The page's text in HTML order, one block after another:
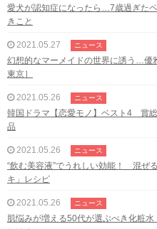
愛犬が認知症になったら…7歳過ぎた
きこと
2021.05.27 ニュース
幻想的なマーメイドの世界に誘う…優
東京］
2021.05.26 ニュース
韓国ドラマ【恋愛モノ】ベスト4 賞
品
2021.05.26 ニュース
“飲む美容液”でうれしい効能！ 混ぜ
キ」レシピ
2021.05.26 ニュース
肌悩みが増える50代が選ぶべき化粧